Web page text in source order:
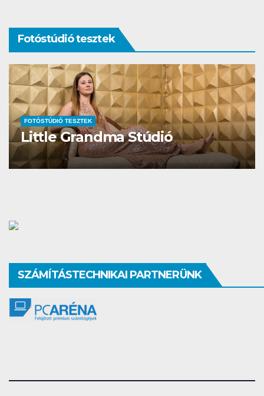
Fotóstúdió tesztek
FOTÓSTÚDIÓ TESZTEK
Studio Different
SZÁMÍTÁSTECHNIKAI PARTNERÜNK